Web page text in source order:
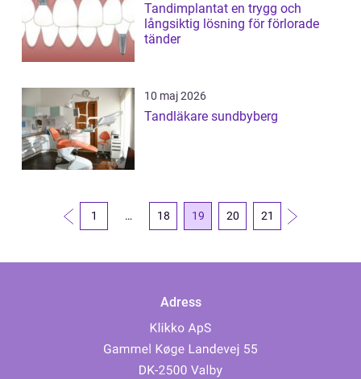
Tandimplantat en trygg och
långsiktig lösning för förlorade
tänder
10 maj 2026
Tandläkare sundbyberg
1 … 18 19 20 21
Adress